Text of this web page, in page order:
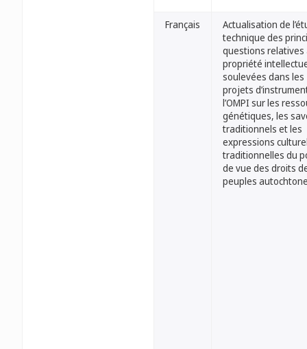
Français
Actualisation de
technique des
questions relatives
propriété
soulevées dans les
projets
l’OMPI sur les
génétiques, les
traditionnels et les
expressions
traditionnelles du
de vue des droits
peuples